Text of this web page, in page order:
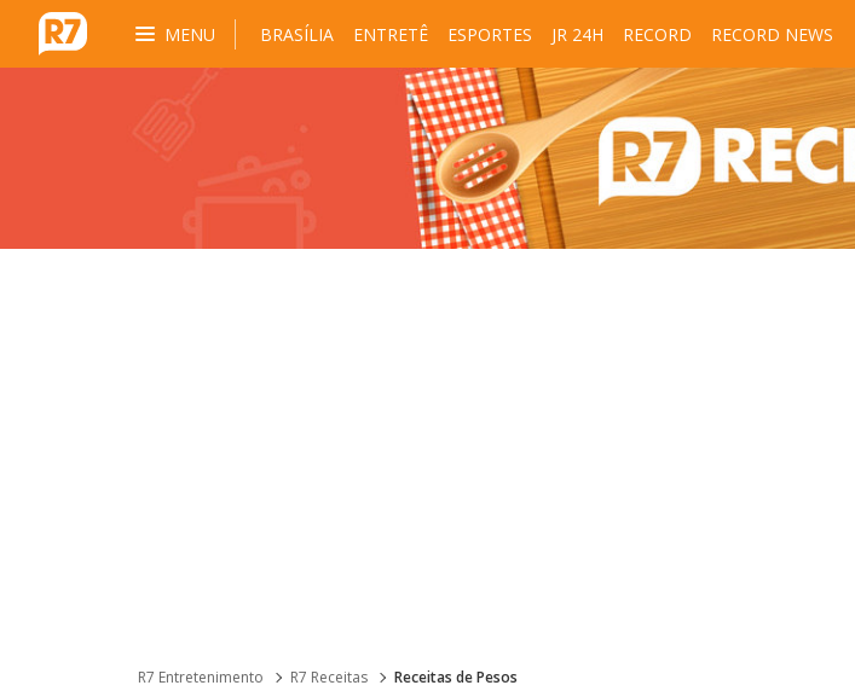
MENU BRASÍLIA ENTRETÊ ESPORTES JR 24H RECORD RECORD NEWS
R7 Entretenimento R7 Receitas Receitas de Pesos